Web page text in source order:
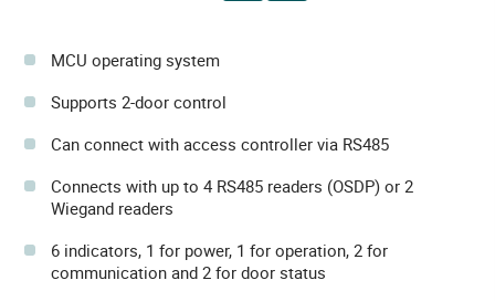
MCU operating system
Supports 2-door control
Can connect with access controller via RS485
Connects with up to 4 RS485 readers (OSDP) or 2
Wiegand readers
6 indicators, 1 for power, 1 for operation, 2 for
communication and 2 for door status